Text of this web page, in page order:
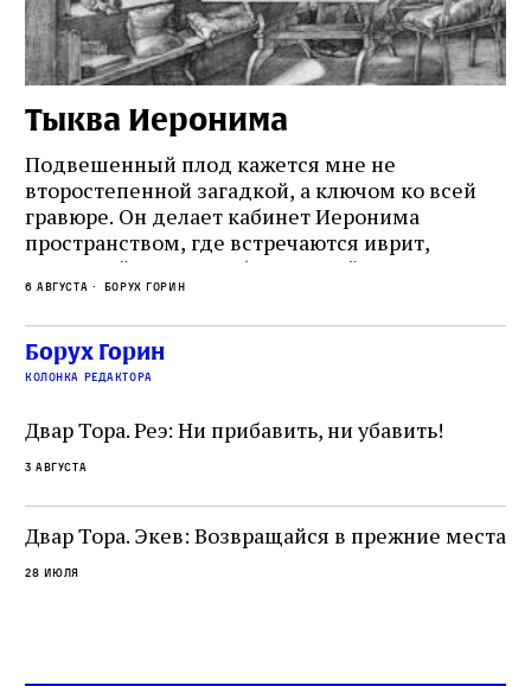
Тыква Иеронима
Подвешенный плод кажется мне не
второстепенной загадкой, а ключом ко всей
гравюре. Он делает кабинет Иеронима
пространством, где встречаются иврит,
греческий и латынь; буквальный смысл и
церковная традиция; филологическая
точность и понятность; переводчик,
убеждённый в необходимости исправления, и
читатель, воспринимающий исправление как
не просто покровитель переводчиков,
окружённый книгами. Перед нами человек,
одно решение которого вызвало возмущение
целой общины и стало частью многовекового
спора о том, кому принадлежит последнее
слово в переводе Библии
6 августа Борух Горин
Борух Горин
колонка редактора
Двар Тора. Реэ: Ни прибавить, ни убавить!
3 августа
Двар Тора. Экев: Возвращайся в прежние места
28 июля